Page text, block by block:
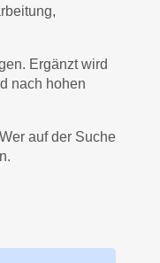
Ergänzt wird
nach hohen
auf der Suche